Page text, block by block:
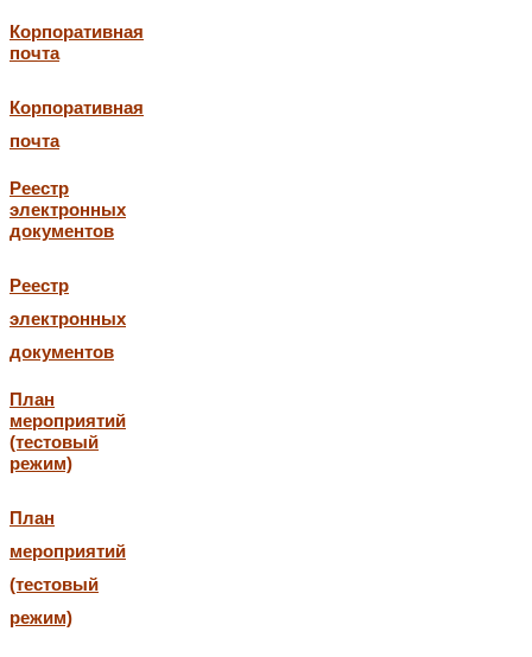
Корпоративная
почта
Корпоративная
почта
Реестр
электронных
документов
Реестр
электронных
документов
План
мероприятий
(тестовый
режим)
План
мероприятий
(тестовый
режим)